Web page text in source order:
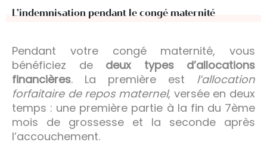
L’indemnisation pendant le congé maternité
Pendant votre congé maternité, vous
bénéficiez de deux types d’allocations
financières. La première est l’allocation
forfaitaire de repos maternel, versée en deux
temps : une première partie à la fin du 7ème
mois de grossesse et la seconde après
l’accouchement.